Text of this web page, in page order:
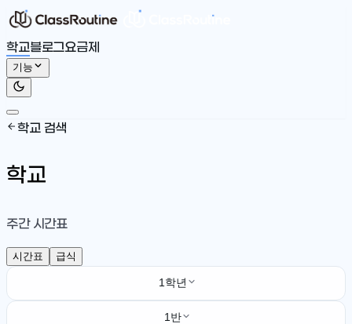
학교블로그요금제
기능
학교 검색
학교
주간 시간표
시간표 급식
1학년
1반